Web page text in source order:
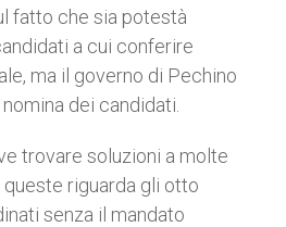
fatto che sia potestà
a cui conferire
ma il governo di Pechino
dei candidati.
trovare soluzioni a molte
riguarda gli otto
senza il mandato